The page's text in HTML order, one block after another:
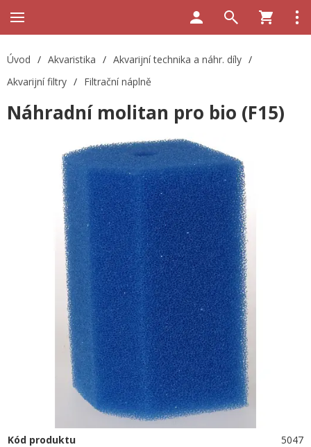
Úvod / Akvaristika / Akvarijní technika a náhr. díly /
Akvarijní filtry / Filtrační náplně
Náhradní molitan pro bio (F15)
Kód produktu
5047